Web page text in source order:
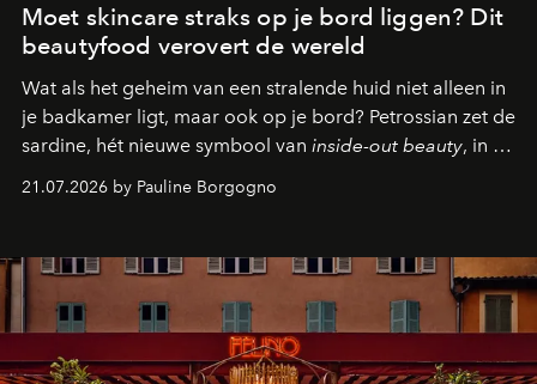
Moet skincare straks op je bord liggen? Dit
beautyfood verovert de wereld
Wat als het geheim van een stralende huid niet alleen in
je badkamer ligt, maar ook op je bord? Petrossian zet de
sardine, hét nieuwe symbool van inside-out beauty, in de
21.07.2026 by Pauline Borgogno